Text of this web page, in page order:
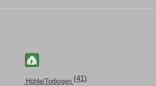
Höhle/Torbogen (41)